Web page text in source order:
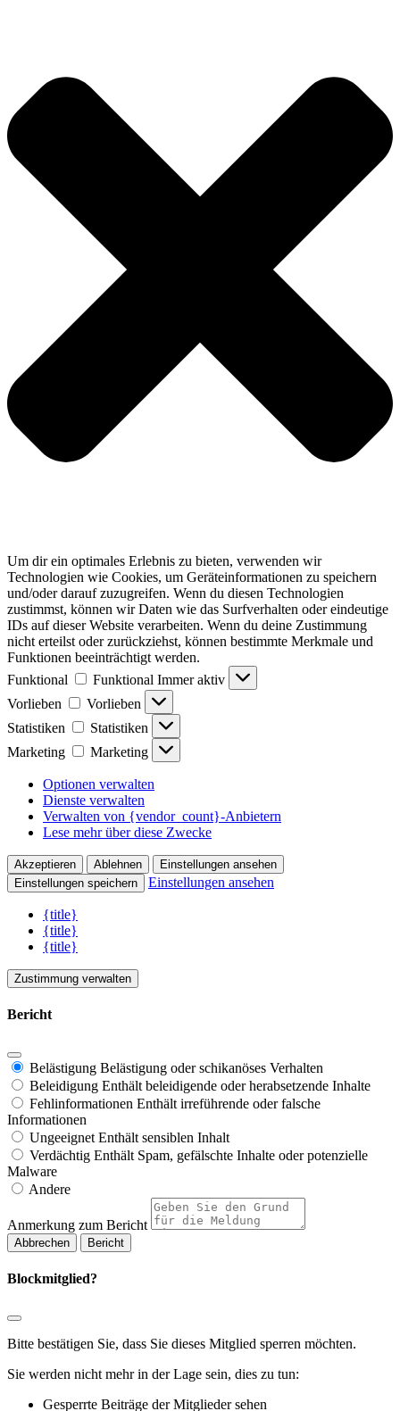
Um dir ein optimales Erlebnis zu bieten, verwenden wir
Technologien wie Cookies, um Geräteinformationen zu speichern
und/oder darauf zuzugreifen. Wenn du diesen Technologien
zustimmst, können wir Daten wie das Surfverhalten oder eindeutige
IDs auf dieser Website verarbeiten. Wenn du deine Zustimmung
nicht erteilst oder zurückziehst, können bestimmte Merkmale und
Funktionen beeinträchtigt werden.
Funktional
Funktional Immer aktiv
Vorlieben
Vorlieben
Statistiken
Statistiken
Marketing
Marketing
Optionen verwalten
Dienste verwalten
Verwalten von {vendor_count}-Anbietern
Lese mehr über diese Zwecke
Akzeptieren Ablehnen
Einstellungen ansehen
Einstellungen speichern
Einstellungen ansehen
{title}
{title}
{title}
Zustimmung verwalten
Bericht
Belästigung Belästigung oder schikanöses Verhalten
Beleidigung Enthält beleidigende oder herabsetzende Inhalte
Fehlinformationen Enthält irreführende oder falsche
Informationen
Ungeeignet Enthält sensiblen Inhalt
Verdächtig Enthält Spam, gefälschte Inhalte oder potenzielle
Malware
Andere
Anmerkung zum Bericht
Bericht
Blockmitglied?
Bitte bestätigen Sie, dass Sie dieses Mitglied sperren möchten.
Sie werden nicht mehr in der Lage sein, dies zu tun:
Gesperrte Beiträge der Mitglieder sehen